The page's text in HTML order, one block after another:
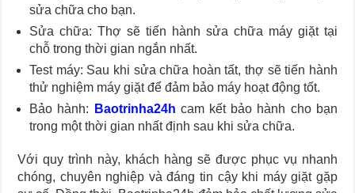
sửa chữa cho bạn.
Sửa chữa: Thợ sẽ tiến hành sửa chữa máy giặt tại
chỗ trong thời gian ngắn nhất.
Test máy: Sau khi sửa chữa hoàn tất, thợ sẽ tiến hành
thử nghiệm máy giặt để đảm bảo máy hoạt động tốt.
Bảo hành:
Baotrinha24h cam kết bảo hành cho bạn
trong một thời gian nhất định sau khi sửa chữa.
Với quy trình này, khách hàng sẽ được phục vụ nhanh
chóng, chuyên nghiệp và đáng tin cậy khi máy giặt gặp